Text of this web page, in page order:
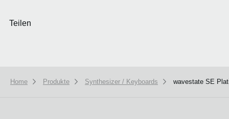
Teilen
Home Produkte Synthesizer / Keyboards wavestate SE